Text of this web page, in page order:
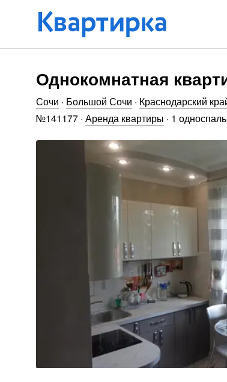
Однокомнатная
Сочи · Большой Сочи · Краснодарский
№141177 · Аренда квартиры · 1